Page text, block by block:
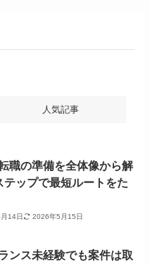
人気記事
職の準備を全体像から解
テップで最短ルートをた
14日 2026年5月15日
ンス未経験でも案件は取